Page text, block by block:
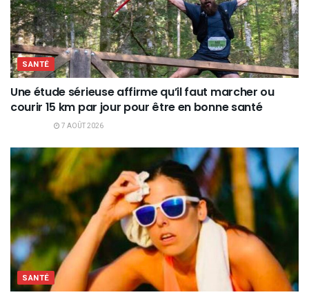
SANTÉ
Une étude sérieuse affirme qu’il faut marcher ou
courir 15 km par jour pour être en bonne santé
7 AOÛT 2026
SANTÉ